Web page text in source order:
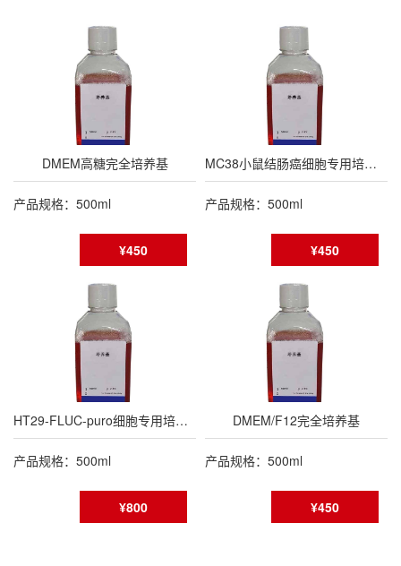
DMEM高糖完全培养基
产品规格：500ml
¥450
MC38小鼠结肠癌细胞专用培养基
产品规格：500ml
¥450
HT29-FLUC-puro细胞专用培养基
产品规格：500ml
¥800
DMEM/F12完全培养基
产品规格：500ml
¥450